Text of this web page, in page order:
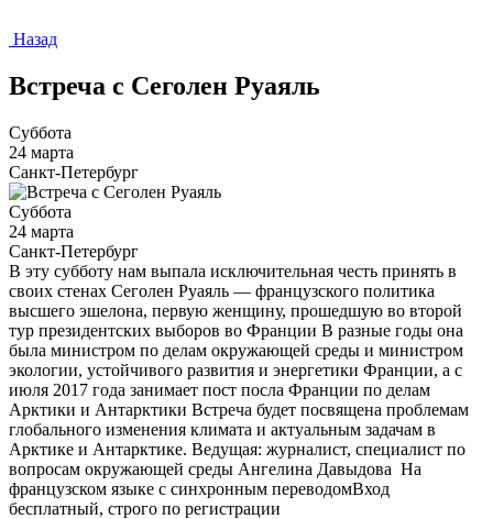
Назад
Встреча с Сеголен Руаяль
Суббота
24 марта
Санкт-Петербург
Суббота
24 марта
Санкт-Петербург
В эту субботу нам выпала исключительная честь принять в
своих стенах Сеголен Руаяль — французского политика
высшего эшелона, первую женщину, прошедшую во второй
тур президентских выборов во Франции В разные годы она
была министром по делам окружающей среды и министром
экологии, устойчивого развития и энергетики Франции, а с
июля 2017 года занимает пост посла Франции по делам
Арктики и Антарктики Встреча будет посвящена проблемам
глобального изменения климата и актуальным задачам в
Арктике и Антарктике. Ведущая: журналист, специалист по
вопросам окружающей среды Ангелина Давыдова На
французском языке с синхронным переводомВход
бесплатный, строго по регистрации